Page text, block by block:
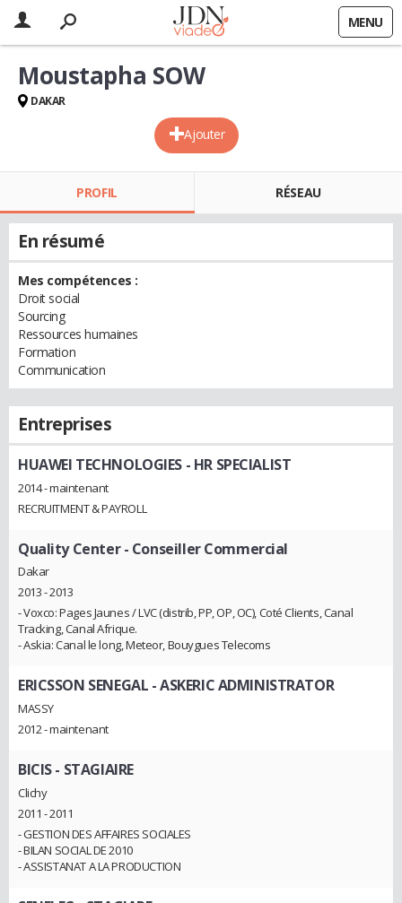
MENU
Ajouter
Moustapha SOW
DAKAR
PROFIL RÉSEAU
En résumé
Mes compétences :
Droit social
Sourcing
Ressources humaines
Formation
Communication
Entreprises
HUAWEI TECHNOLOGIES - HR SPECIALIST
2014 - maintenant
RECRUITMENT & PAYROLL
Quality Center- Conseiller Commercial
Dakar
2013 - 2013
- Voxco: Pages Jaunes / LVC (distrib, PP, OP, OC), Coté Clients, Canal
Tracking, Canal Afrique.
- Askia: Canal le long, Meteor, Bouygues Telecoms
ERICSSON SENEGAL - ASKERIC ADMINISTRATOR
MASSY
2012 - maintenant
BICIS- STAGIAIRE
Clichy
2011 - 2011
- GESTION DES AFFAIRES SOCIALES
- BILAN SOCIAL DE 2010
- ASSISTANAT A LA PRODUCTION